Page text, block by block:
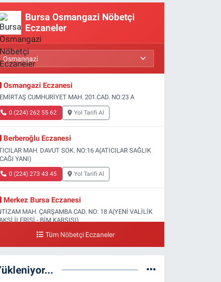
Bursa Osmangazi Nöbetçi
Eczaneler
Osmangazi Eczanesi
CUMHURİYET MAH. 201.CAD. NO:23 A
0 (224) 262 55 62 Yol Tarifi Al
Berberoğlu Eczanesi
MAH. DAVUT SOK. NO:16 A(ATICILAR SAĞLIK
YANI)
0 (224) 273 43 45 Yol Tarifi Al
Merkez Bursa Eczanesi
MAH. ÇARŞAMBA CAD. NO: 18 A(YENİ VALİLİK
İLERİSİ - BİM KARŞISI)
0 (224) 253 13 19 Yol Tarifi Al
MAH. DOĞAN CAD. NO:61(BEŞYOL ALTI - FATİH
Tüm Nöbetçi Eczaneler